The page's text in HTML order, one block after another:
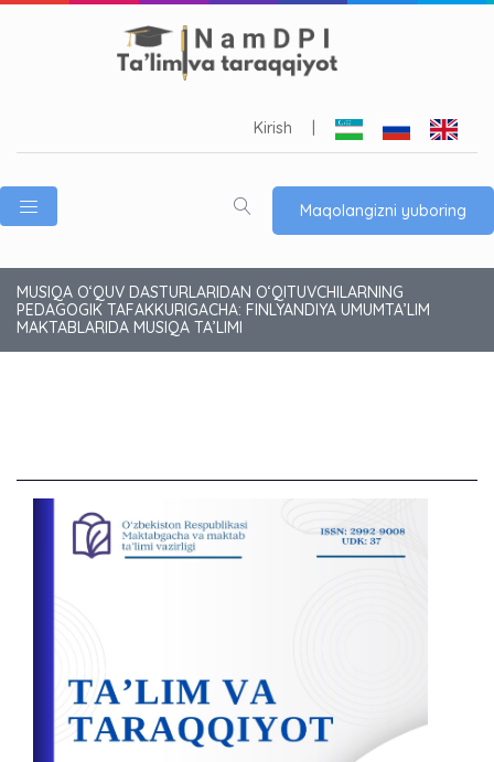
Kirish
Maqolangizni yuboring
MUSIQA O‘QUV DASTURLARIDAN O‘QITUVCHILARNING
PEDAGOGIK TAFAKKURIGACHA: FINLYANDIYA UMUMTA’LIM
MAKTABLARIDA MUSIQA TA’LIMI